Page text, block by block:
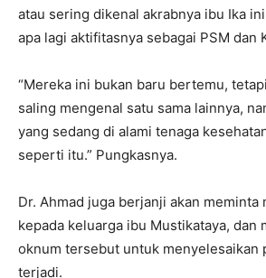
atau sering dikenal akrabnya ibu Ika
apa lagi aktifitasnya sebagai PSM dan
“Mereka ini bukan baru bertemu,
saling mengenal satu sama lainnya,
yang sedang di alami tenaga
seperti itu.” Pungkasnya.
Dr. Ahmad juga berjanji akan meminta
kepada keluarga ibu Mustikataya, dan
oknum tersebut untuk menyelesaikan
terjadi.